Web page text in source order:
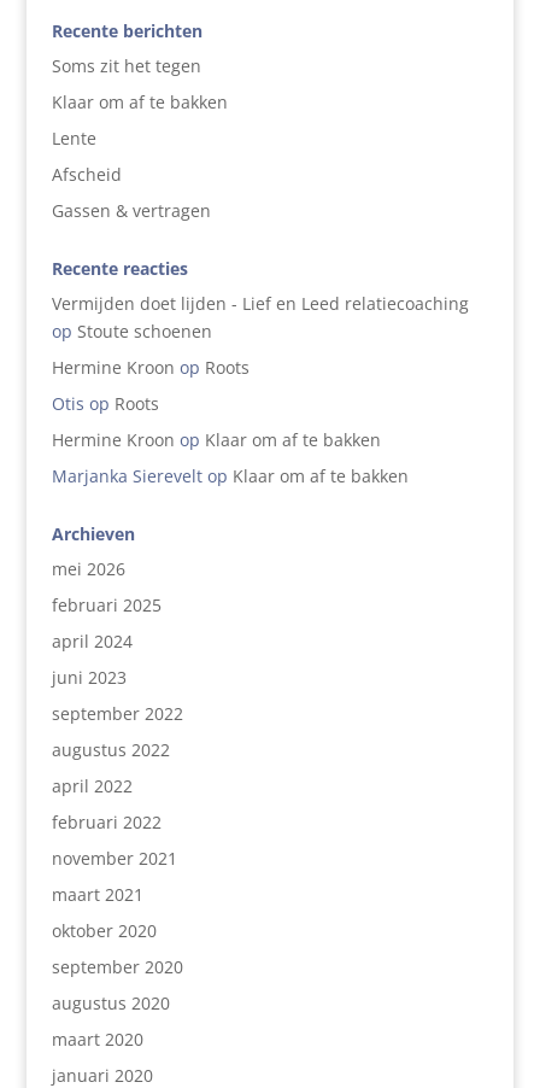
Recente berichten
Soms zit het tegen
Klaar om af te bakken
Lente
Afscheid
Gassen & vertragen
Recente reacties
Vermijden doet lijden - Lief en Leed relatiecoaching
op Stoute schoenen
Hermine Kroon op Roots
Otis op Roots
Hermine Kroon op Klaar om af te bakken
Marjanka Siereveltop Klaar om af te bakken
Archieven
mei 2026
februari 2025
april 2024
juni 2023
september 2022
augustus 2022
april 2022
februari 2022
november 2021
maart 2021
oktober 2020
september 2020
augustus 2020
maart 2020
januari 2020